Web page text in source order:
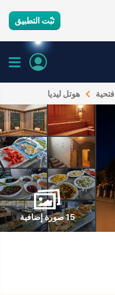
ثبّت التطبيق
فتحية هوتل ليديا
15 صورة إضافية